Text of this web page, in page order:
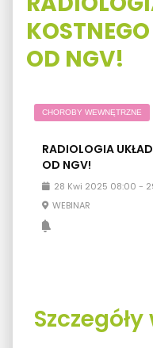
OD NGV!
CHOROBY WEWNĘTRZNE
RADIOLOGIA
OD NGV!
28 Kwi 2025 08:00 -
WEBINAR